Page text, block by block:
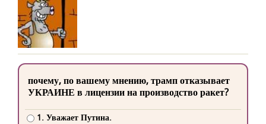
почему, по вашему мнению, трамп отказывает
УКРАИНЕ в лицензии на производство ракет?
1. Уважает Путина.